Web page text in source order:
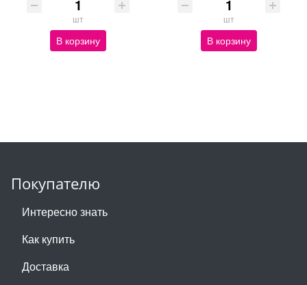
шт
В корзину
шт
В корзину
Покупателю
Интересно знать
Как купить
Доставка